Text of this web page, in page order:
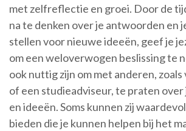
met zelfreflectie en groei. Door de
na te denken over je antwoorden en
stellen voor nieuwe ideeën, geef je
om een weloverwogen beslissing te
ook nuttig zijn om met anderen,
of een studieadviseur, te praten
en ideeën. Soms kunnen zij
bieden die je kunnen helpen bij het